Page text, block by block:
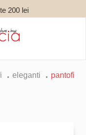
200 lei
eleganti
pantofi